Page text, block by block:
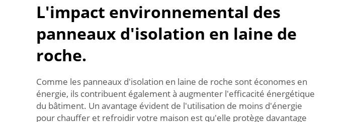
L'impact environnemental des
panneaux d'isolation en laine de
roche.
Comme les panneaux d'isolation en laine de roche sont économes en
énergie, ils contribuent également à augmenter l'efficacité énergétique
du bâtiment. Un avantage évident de l'utilisation de moins d'énergie
pour chauffer et refroidir votre maison est qu'elle protège davantage